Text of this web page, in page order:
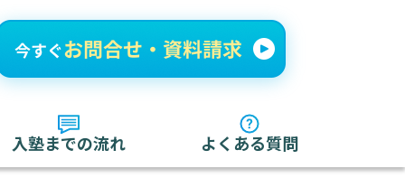
入塾までの流れ よくある質問